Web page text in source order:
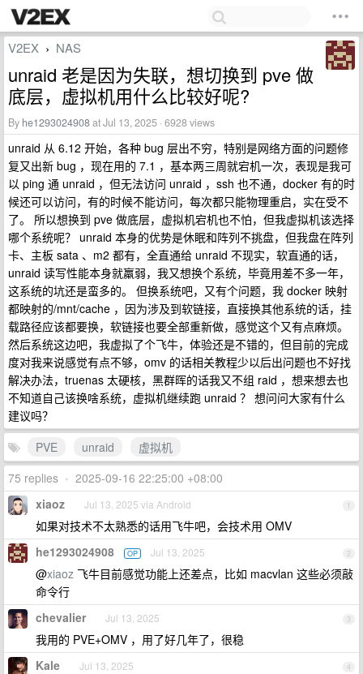
V2EX › NAS
unraid 老是因为失联，想切换到 pve 做
底层，虚拟机用什么比较好呢?
By he1293024908at Jul 13, 2025 · 6928 views
unraid 从 6.12 开始，各种 bug 层出不穷，特别是网络方面的问题修
复又出新 bug ，现在用的 7.1 ，基本两三周就宕机一次，表现是我可
以 ping 通 unraid ，但无法访问 unraid ，ssh 也不通，docker 有的时
候还可以访问，有的时候不能访问，每次都只能物理重启，实在受不
了。 所以想换到 pve 做底层，虚拟机宕机也不怕，但我虚拟机该选择
哪个系统呢？ unraid 本身的优势是休眠和阵列不挑盘，但我盘在阵列
卡、主板 sata 、m2 都有，全直通给 unraid 不现实，软直通的话，
unraid 读写性能本身就羸弱，我又想换个系统，毕竟用差不多一年，
这系统的坑还是蛮多的。 但换系统吧，又有个问题，我 docker 映射
都映射的/mnt/cache ，因为涉及到软链接，直接换其他系统的话，挂
载路径应该都要换，软链接也要全部重新做，感觉这个又有点麻烦。
然后系统这边吧，我虚拟了个飞牛，体验还是不错的，但目前的完成
度对我来说感觉有点不够，omv 的话相关教程少以后出问题也不好找
解决办法，truenas 太硬核，黑群晖的话我又不组 raid ，想来想去也
不知道自己该换啥系统，虚拟机继续跑 unraid ？ 想问问大家有什么
建议吗？
PVE
unraid
虚拟机
75 replies • 2025-09-16 22:25:00 +08:00
1
xiaoz Jul 13, 2025 via Android
如果对技术不太熟悉的话用飞牛吧，会技术用 OMV
2
he1293024908 OP Jul 13, 2025
@xiaoz 飞牛目前感觉功能上还差点，比如 macvlan 这些必须敲
命令行
3
chevalier Jul 13, 2025
我用的 PVE+OMV ，用了好几年了，很稳
4
Kale Jul 13, 2025